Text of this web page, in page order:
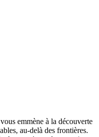
emmène à la découverte
au-delà des frontières.